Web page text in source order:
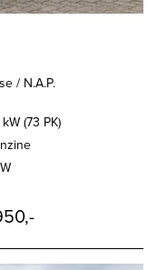
/ N.A.P.
(73 PK)